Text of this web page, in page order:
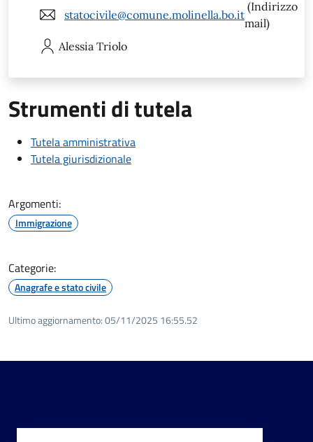
statocivile@comune.molinella.bo.it
(Indirizzo
mail)
Alessia Triolo
Strumenti di tutela
Tutela amministrativa
Tutela giurisdizionale
Argomenti:
Immigrazione
Categorie:
Anagrafe e stato civile
Ultimo aggiornamento:05/11/2025 16:55.52